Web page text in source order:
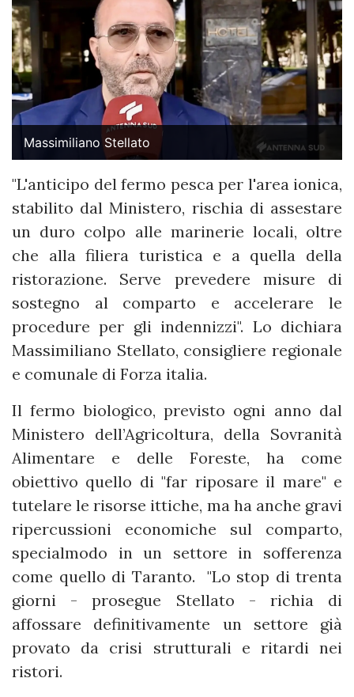
Massimiliano Stellato
"L'anticipo del fermo pesca per l'area ionica,
stabilito dal Ministero, rischia di assestare
un duro colpo alle marinerie locali, oltre
che alla filiera turistica e a quella della
ristorazione. Serve prevedere misure di
sostegno al comparto e accelerare le
procedure per gli indennizzi". Lo dichiara
Massimiliano Stellato, consigliere regionale
e comunale di Forza italia.
Il fermo biologico, previsto ogni anno dal
Ministero dell’Agricoltura, della Sovranità
Alimentare e delle Foreste, ha come
obiettivo quello di "far riposare il mare" e
tutelare le risorse ittiche, ma ha anche gravi
ripercussioni economiche sul comparto,
specialmodo in un settore in sofferenza
come quello di Taranto. "Lo stop di trenta
giorni - prosegue Stellato - richia di
affossare definitivamente un settore già
provato da crisi strutturali e ritardi nei
ristori.